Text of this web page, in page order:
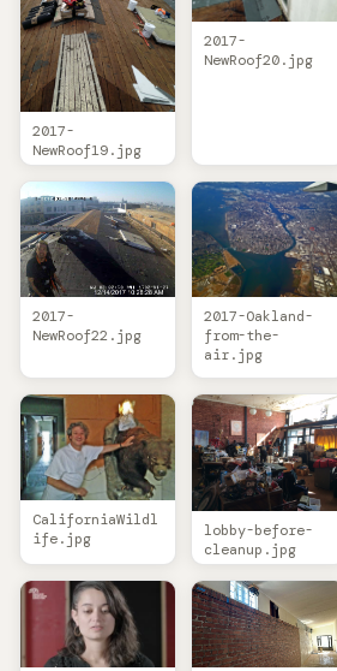
2017-
NewRoof19.jpg
2017-
NewRoof20.jpg
2017-
NewRoof22.jpg
2017-Oakland-
from-the-
air.jpg
CaliforniaWildl
ife.jpg
lobby-before-
cleanup.jpg